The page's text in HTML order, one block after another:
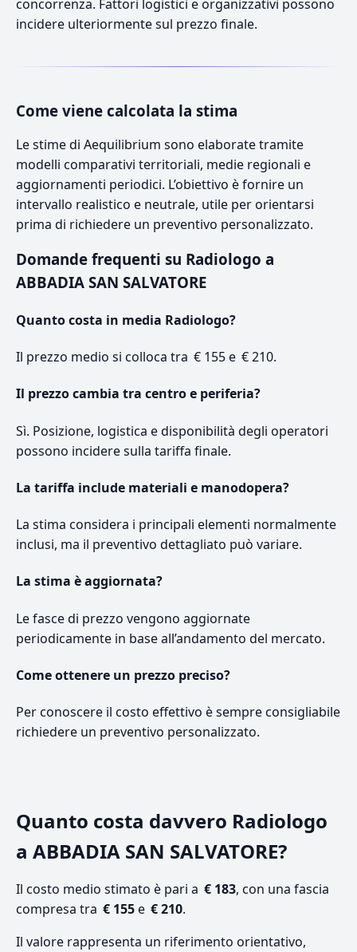
concorrenza. Fattori logistici e organizzativi possono
incidere ulteriormente sul prezzo finale.
Come viene calcolata la stima
Le stime di Aequilibrium sono elaborate tramite
modelli comparativi territoriali, medie regionali e
aggiornamenti periodici. L’obiettivo è fornire un
intervallo realistico e neutrale, utile per orientarsi
prima di richiedere un preventivo personalizzato.
Domande frequenti su Radiologo a
ABBADIA SAN SALVATORE
Quanto costa in media Radiologo?
Il prezzo medio si colloca tra € 155 e € 210.
Il prezzo cambia tra centro e periferia?
Sì. Posizione, logistica e disponibilità degli operatori
possono incidere sulla tariffa finale.
La tariffa include materiali e manodopera?
La stima considera i principali elementi normalmente
inclusi, ma il preventivo dettagliato può variare.
La stima è aggiornata?
Le fasce di prezzo vengono aggiornate
periodicamente in base all’andamento del mercato.
Come ottenere un prezzo preciso?
Per conoscere il costo effettivo è sempre consigliabile
richiedere un preventivo personalizzato.
Quanto costa davvero Radiologo
a ABBADIA SAN SALVATORE?
Il costo medio stimato è pari a € 183, con una fascia
compresa tra € 155e € 210.
Il valore rappresenta un riferimento orientativo,